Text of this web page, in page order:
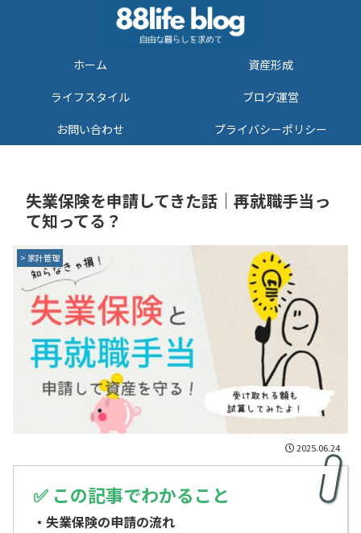
ホーム
資産形成
ライフスタイル
ブログ運営
お問い合わせ
プライバシーポリシー
失業保険を申請してきた話｜再就職手当っ
て知ってる？
> 家計管理
2025.06.24
✅ この記事でわかること
・失業保険の申請の流れ